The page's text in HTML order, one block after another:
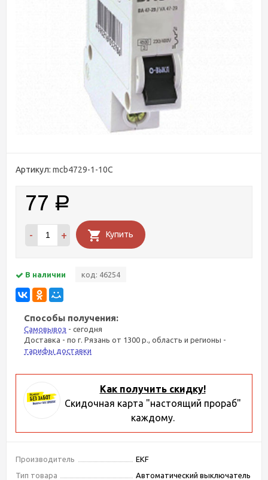
Артикул: mcb4729-1-10C
77 Р
- + Купить
В наличии код: 46254
Способы получения:
Самовывоз - сегодня
Доставка - по г. Рязань от 1300 р., область и регионы -
тарифы доставки
Как получить скидку!
Скидочная карта "настоящий прораб"
каждому.
Производитель
EKF
Тип товара
Автоматический выключатель